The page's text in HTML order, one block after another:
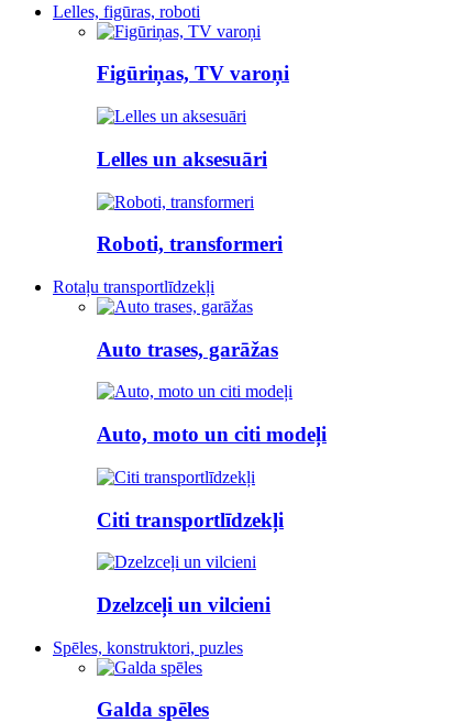
Lelles, figūras, roboti
Figūriņas, TV varoņi
Lelles un aksesuāri
Roboti, transformeri
Rotaļu transportlīdzekļi
Auto trases, garāžas
Auto, moto un citi modeļi
Citi transportlīdzekļi
Dzelzceļi un vilcieni
Spēles, konstruktori, puzles
Galda spēles